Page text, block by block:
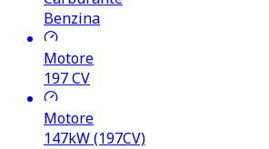
Benzina
Motore
197CV
Motore
147kW (197CV)